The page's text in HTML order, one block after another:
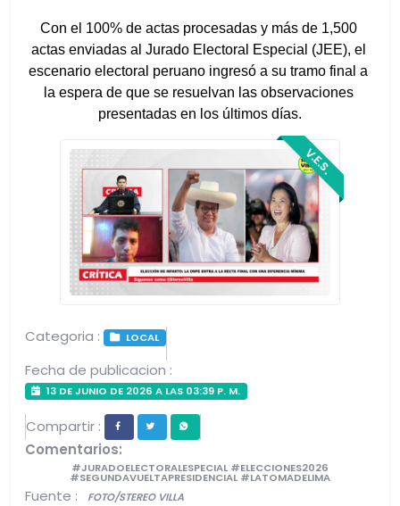
Con el 100% de actas procesadas y más de 1,500
actas enviadas al Jurado Electoral Especial (JEE), el
escenario electoral peruano ingresó a su tramo final a
la espera de que se resuelvan las observaciones
presentadas en los últimos días.
V.E.S.
Categoria : LOCAL
Fecha de publicacion :
13 DE JUNIO DE 2026 A LAS 03:39 P. M.
Compartir :
Comentarios:
#JURADOELECTORALESPECIAL #ELECCIONES2026
#SEGUNDAVUELTAPRESIDENCIAL #LATOMADELIMA
Fuente : FOTO/STEREO VILLA